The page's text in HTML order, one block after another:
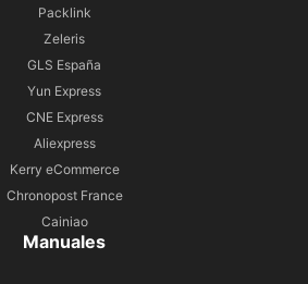
Packlink
Zeleris
GLS España
Yun Express
CNE Express
Aliexpress
Kerry eCommerce
Chronopost France
Cainiao
Manuales